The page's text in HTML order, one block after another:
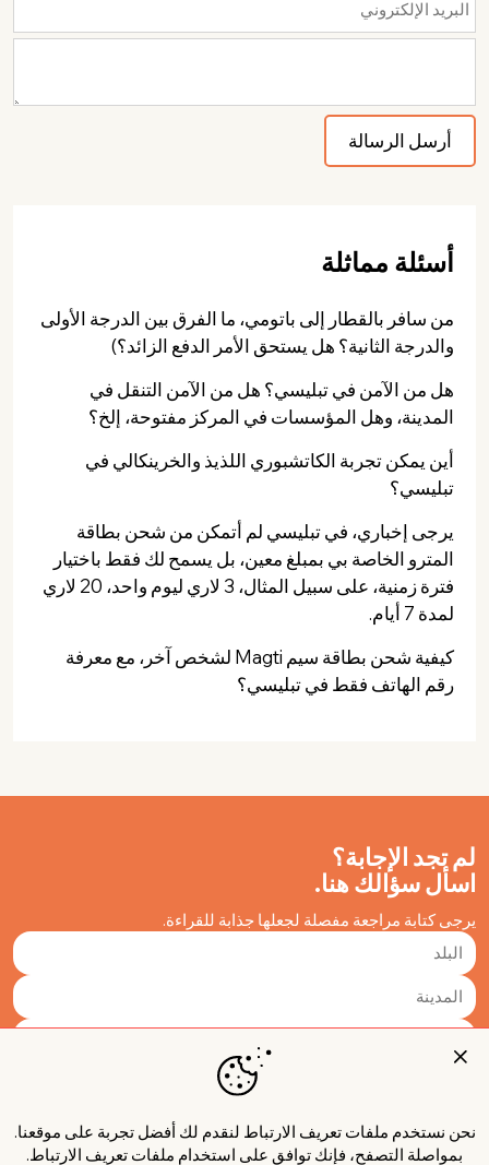
أسئلة مماثلة
من سافر بالقطار إلى باتومي، ما الفرق بين الدرجة الأولى
والدرجة الثانية؟ هل يستحق الأمر الدفع الزائد؟)
هل من الآمن في تبليسي؟ هل من الآمن التنقل في
المدينة، وهل المؤسسات في المركز مفتوحة، إلخ؟
أين يمكن تجربة الكاتشبوري اللذيذ والخرينكالي في
تبليسي؟
يرجى إخباري، في تبليسي لم أتمكن من شحن بطاقة
المترو الخاصة بي بمبلغ معين، بل يسمح لك فقط باختيار
فترة زمنية، على سبيل المثال، 3 لاري ليوم واحد، 20 لاري
لمدة 7 أيام.
كيفية شحن بطاقة سيم Magti لشخص آخر، مع معرفة
رقم الهاتف فقط في تبليسي؟
لم تجد الإجابة؟
اسأل سؤالك هنا.
يرجى كتابة مراجعة مفصلة لجعلها جذابة للقراءة.
نحن نستخدم ملفات تعريف الارتباط لنقدم لك أفضل تجربة على موقعنا.
بمواصلة التصفح، فإنك توافق على استخدام ملفات تعريف الارتباط.